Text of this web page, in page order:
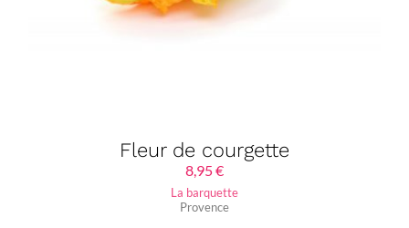
Fleur de courgette
8,95€
La barquette
Provence